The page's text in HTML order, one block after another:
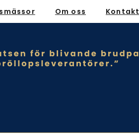
Om oss Kontakt